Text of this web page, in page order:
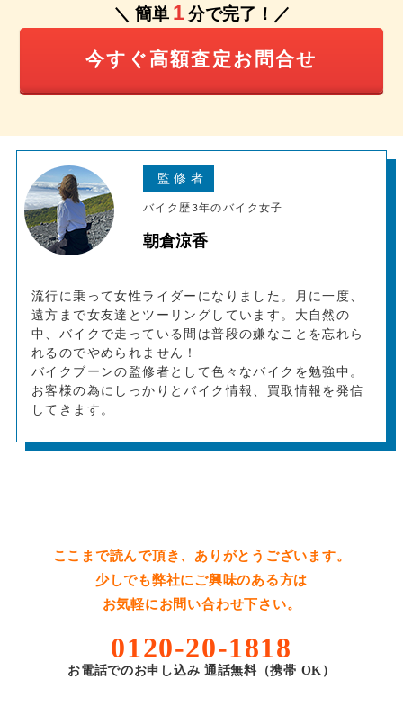
＼ 簡単 1 分で完了！／
今すぐ高額査定お問合せ
朝倉涼香
バイク歴3年のバイク女子
流行に乗って女性ライダーになりました。月に一度、
遠方まで女友達とツーリングしています。大自然の
中、バイクで走っている間は普段の嫌なことを忘れら
れるのでやめられません！
バイクブーンの監修者として色々なバイクを勉強中。
お客様の為にしっかりとバイク情報、買取情報を発信
してきます。
ここまで読んで頂き、ありがとうございます。
少しでも弊社にご興味のある方は
お気軽にお問い合わせ下さい。
0120-20-1818
お電話でのお申し込み 通話無料（携帯 OK）